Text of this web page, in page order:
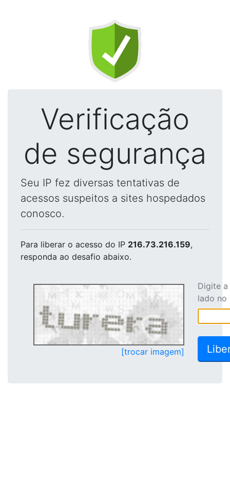
Verificação
de segurança
Seu IP fez diversas tentativas de
acessos suspeitos a sites hospedados
conosco.
Para liberar o acesso do IP 216.73.216.159,
responda ao desafio abaixo.
[trocar imagem]
Digite
lado no